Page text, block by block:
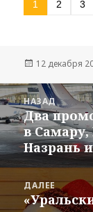
1 2 3
12 декабря
Навигация
по
записям
НАЗАД
запись:
Два
в
Назрань
ДАЛЕЕ
Следующая